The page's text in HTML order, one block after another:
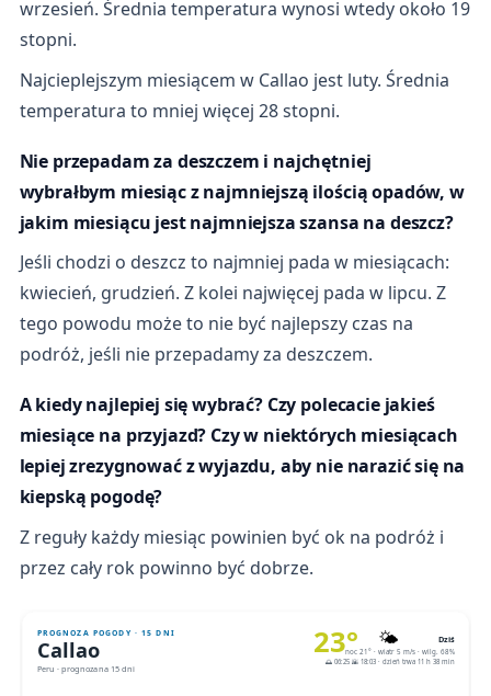
wrzesień. Średnia temperatura wynosi wtedy około 19
stopni.
Najcieplejszym miesiącem w Callao jest luty. Średnia
temperatura to mniej więcej 28 stopni.
Nie przepadam za deszczem i najchętniej
wybrałbym miesiąc z najmniejszą ilością opadów, w
jakim miesiącu jest najmniejsza szansa na deszcz?
Jeśli chodzi o deszcz to najmniej pada w miesiącach:
kwiecień, grudzień. Z kolei najwięcej pada w lipcu. Z
tego powodu może to nie być najlepszy czas na
podróż, jeśli nie przepadamy za deszczem.
A kiedy najlepiej się wybrać? Czy polecacie jakieś
miesiące na przyjazd? Czy w niektórych miesiącach
lepiej zrezygnować z wyjazdu, aby nie narazić się na
kiepską pogodę?
Z reguły każdy miesiąc powinien być ok na podróż i
przez cały rok powinno być dobrze.